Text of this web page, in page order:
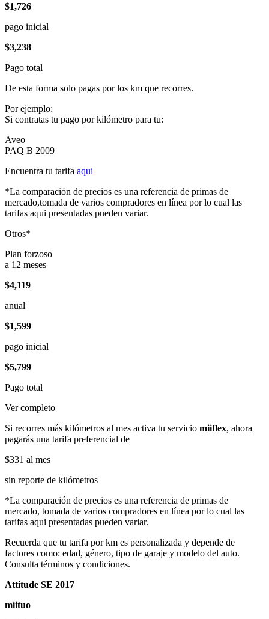
$1,726
pago inicial
$3,238
Pago total
De esta forma solo pagas por los km que recorres.
Por ejemplo:
Si contratas tu pago por kilómetro para tu:
Aveo
PAQ B 2009
Encuentra tu tarifa aqui
*La comparación de precios es una referencia de primas de
mercado,tomada de varios compradores en línea por lo cual las
tarifas aqui presentadas pueden variar.
Otros*
Plan forzoso
a 12 meses
$4,119
anual
$1,599
pago inicial
$5,799
Pago total
Ver completo
Si recorres más kilómetros al mes activa tu servicio miiflex, ahora
pagarás una tarifa preferencial de
$331 al mes
sin reporte de kilómetros
*La comparación de precios es una referencia de primas de
mercado, tomada de varios compradores en línea por lo cual las
tarifas aqui presentadas pueden variar.
Recuerda que tu tarifa por km es personalizada y depende de
factores como: edad, género, tipo de garaje y modelo del auto.
Consulta términos y condiciones.
Attitude SE 2017
miituo